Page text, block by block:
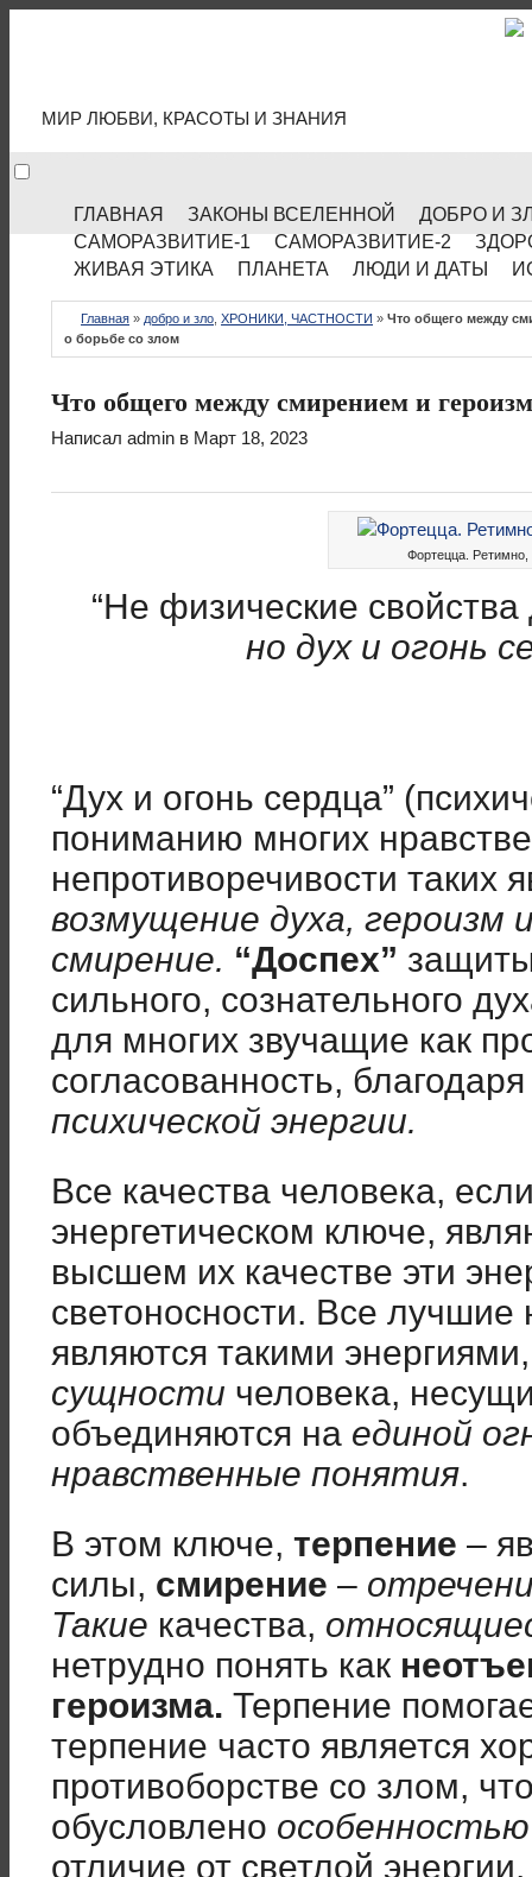
МИР ЛЮБВИ, КРАСОТЫ И ЗНАНИЯ
ГЛАВНАЯ ЗАКОНЫ ВСЕЛЕННОЙ
ДОБРО И
САМОРАЗВИТИЕ-1
САМОРАЗВИТИЕ-2
ЖИВАЯ ЭТИКА
ПЛАНЕТА ЛЮДИ И ДАТЫ
Главная » добро и зло ХРОНИКИ, ЧАСТНОСТИ » Что общего между
о борьбе со злом
Что общего между смирением и
Написал admin в Март 18, 2023
Фортецца. Ретимно,
“Не физические
но дух и огонь
“Дух и огонь сердца”
пониманию многих
непротиворечивости таких
возмущение духа, героизм
смирение. “Доспех”
сильного, сознательного
для многих звучащие как
согласованность,
психической энергии.
Все качества человека,
энергетическом ключе,
высшем их качестве эти
светоносности. Все лучшие
являются такими
сущности человека,
объединяются на единой
нравственные понятия.
В этом ключе, терпение –
силы, смирение –
Такие качества,
нетрудно понять как
героизма. Терпение
терпение часто является
противоборстве со злом,
обусловлено
отличие от светлой